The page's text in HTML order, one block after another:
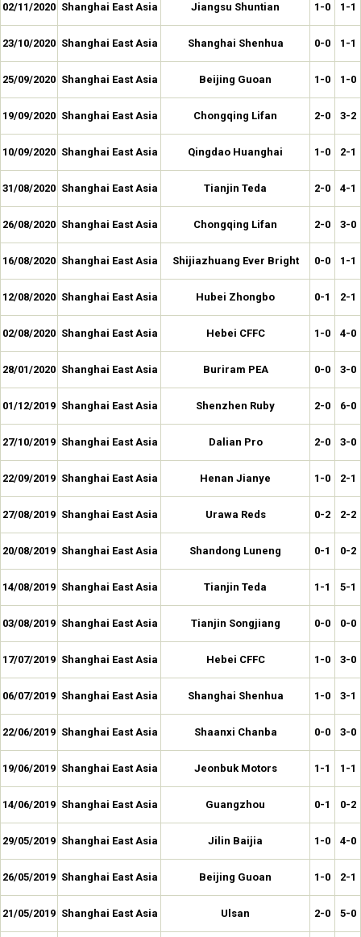
02/11/2020 Shanghai East Asia Jiangsu Shuntian 1-0 1-1
23/10/2020 Shanghai East Asia Shanghai Shenhua 0-0 1-1
25/09/2020 Shanghai East Asia Beijing Guoan 1-0 1-0
19/09/2020 Shanghai East Asia Chongqing Lifan 2-0 3-2
10/09/2020 Shanghai East Asia Qingdao Huanghai 1-0 2-1
31/08/2020 Shanghai East Asia Tianjin Teda 2-0 4-1
26/08/2020 Shanghai East Asia Chongqing Lifan 2-0 3-0
16/08/2020 Shanghai East Asia Shijiazhuang Ever Bright 0-0 1-1
12/08/2020 Shanghai East Asia Hubei Zhongbo 0-1 2-1
02/08/2020 Shanghai East Asia Hebei CFFC 1-0 4-0
28/01/2020 Shanghai East Asia Buriram PEA 0-0 3-0
01/12/2019 Shanghai East Asia Shenzhen Ruby 2-0 6-0
27/10/2019 Shanghai East Asia Dalian Pro 2-0 3-0
22/09/2019 Shanghai East Asia Henan Jianye 1-0 2-1
27/08/2019 Shanghai East Asia Urawa Reds 0-2 2-2
20/08/2019 Shanghai East Asia Shandong Luneng 0-1 0-2
14/08/2019 Shanghai East Asia Tianjin Teda 1-1 5-1
03/08/2019 Shanghai East Asia Tianjin Songjiang 0-0 0-0
17/07/2019 Shanghai East Asia Hebei CFFC 1-0 3-0
06/07/2019 Shanghai East Asia Shanghai Shenhua 1-0 3-1
22/06/2019 Shanghai East Asia Shaanxi Chanba 0-0 3-0
19/06/2019 Shanghai East Asia Jeonbuk Motors 1-1 1-1
14/06/2019 Shanghai East Asia Guangzhou 0-1 0-2
29/05/2019 Shanghai East Asia Jilin Baijia 1-0 4-0
26/05/2019 Shanghai East Asia Beijing Guoan 1-0 2-1
21/05/2019 Shanghai East Asia Ulsan 2-0 5-0